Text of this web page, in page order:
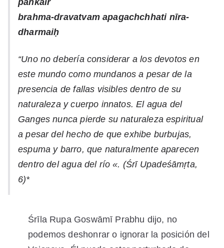
paṅkair
brahma-dravatvam apagachchhati nīra-
dharmaiḥ
“Uno no debería considerar a los devotos en
este mundo como mundanos a pesar de la
presencia de fallas visibles dentro de su
naturaleza y cuerpo innatos.El agua del
Ganges nunca pierde su naturaleza espiritual
a pesar del hecho de que exhibe burbujas,
espuma y barro, que naturalmente aparecen
dentro del agua del río «. (Śrī Upadeśāmṛta,
6)*
Śrīla Rupa Goswāmī Prabhu dijo, no
podemos deshonrar o ignorar la posición del